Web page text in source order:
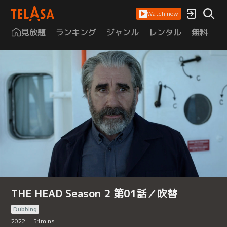
Watch now
見放題 ランキング ジャンル レンタル 無料
THE HEAD Season 2 第01話／吹替
Dubbing
2022
51mins